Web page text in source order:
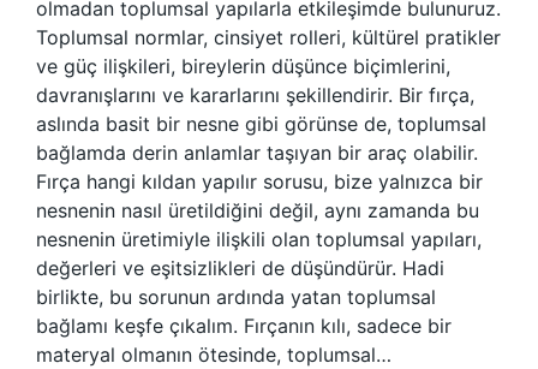
olmadan toplumsal yapılarla etkileşimde bulunuruz.
Toplumsal normlar, cinsiyet rolleri, kültürel pratikler
ve güç ilişkileri, bireylerin düşünce biçimlerini,
davranışlarını ve kararlarını şekillendirir. Bir fırça,
aslında basit bir nesne gibi görünse de, toplumsal
bağlamda derin anlamlar taşıyan bir araç olabilir.
Fırça hangi kıldan yapılır sorusu, bize yalnızca bir
nesnenin nasıl üretildiğini değil, aynı zamanda bu
nesnenin üretimiyle ilişkili olan toplumsal yapıları,
değerleri ve eşitsizlikleri de düşündürür. Hadi
birlikte, bu sorunun ardında yatan toplumsal
bağlamı keşfe çıkalım. Fırçanın kılı, sadece bir
materyal olmanın ötesinde, toplumsal…